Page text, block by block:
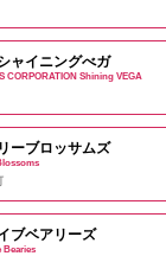
ャイニングべガ
CORPORATION Shining VEGA
ーブロッサムズ
ブベアリーズ
Bearies